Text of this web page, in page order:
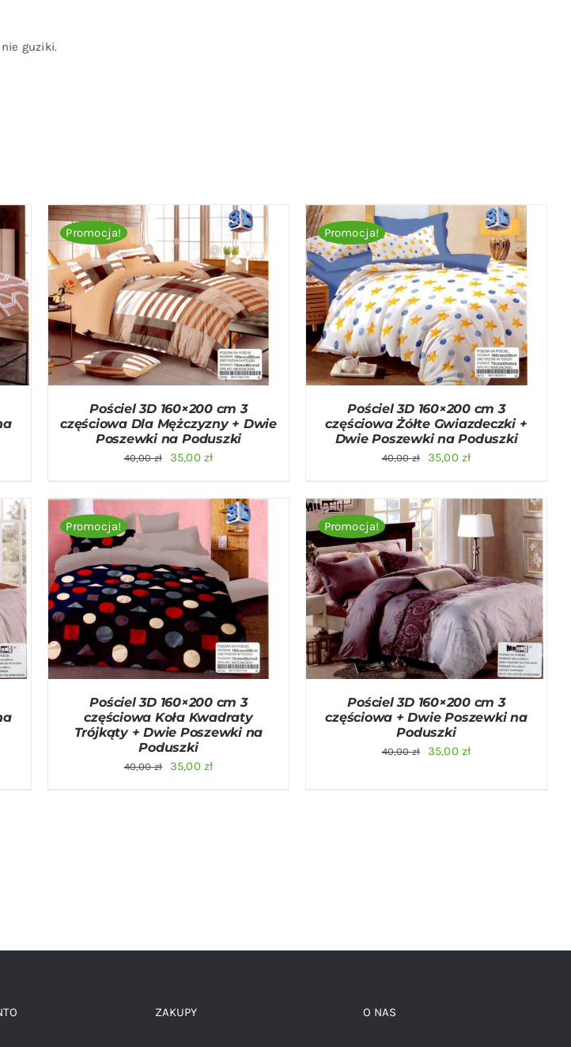
guziki.
Promocja!
DODAJ DO KOSZYKA / QUICK VIEW
Pościel 3D 160×200 cm 3
częściowa Dla Mężczyzny + Dwie
Poszewki na Poduszki
40,00zł
Pierwotna
wynosiła:
40,00 zł.
35,00 złAktualna
wynosi:
35,00 zł.
Promocja!
DODAJ DO KOSZYKA / QUICK VIEW
Pościel 3D 160×200 cm 3
częściowa Żółte Gwiazdeczki +
Dwie Poszewki na Poduszki
40,00zł
Pierwotna
wynosiła:
40,00 zł.
35,00 złAktualna
wynosi:
35,00 zł.
Promocja!
DODAJ DO KOSZYKA / QUICK VIEW
Pościel 3D 160×200 cm 3
częściowa Koła Kwadraty
Trójkąty + Dwie Poszewki na
Poduszki
40,00zł
Pierwotna
35,00 złAktualna
Promocja!
DODAJ DO KOSZYKA / QUICK VIEW
Pościel 3D 160×200 cm 3
częściowa + Dwie Poszewki na
Poduszki
40,00zł
Pierwotna
35,00 złAktualna
ZAKUPY O NAS